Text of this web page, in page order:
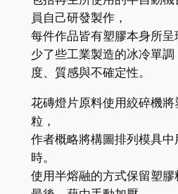
員自己研發製作，
每件作品皆有塑膠本身所呈
少了些工業製造的冰冷單
度、質感與不確定性。
花磚燈片原料使用絞碎機
粒，
作者概略將構圖排列模具
時。
使用半熔融的方式保留塑膠